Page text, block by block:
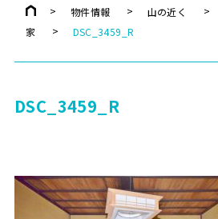
on line
物件情報 山の近く
家
DSC_3459_R
DSC_3459_R